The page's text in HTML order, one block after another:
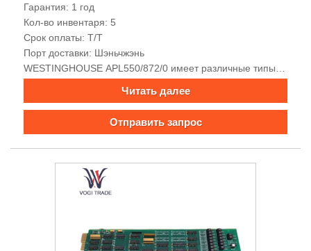
Гарантия: 1 год
Кол-во инвентаря: 5
Срок оплаты: Т/Т
Порт доставки: Шэньчжэнь
WESTINGHOUSE APL550/872/0 имеет различные типы
данных, хорошую электромагнитную совместимость,
богатые интерфейсы связи, поддержку
высокую точность, Высокая надежность и простота
Читать далее
Отправить запрос